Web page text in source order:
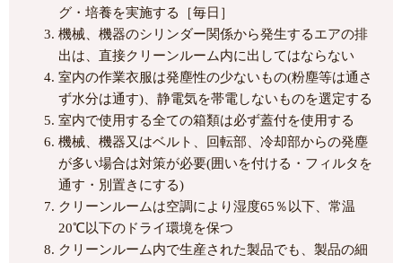
グ・培養を実施する［毎日］
機械、機器のシリンダー関係から発生するエアの排
出は、直接クリーンルーム内に出してはならない
室内の作業衣服は発塵性の少ないもの(粉塵等は通さ
ず水分は通す)、静電気を帯電しないものを選定する
室内で使用する全ての箱類は必ず蓋付を使用する
機械、機器又はベルト、回転部、冷却部からの発塵
が多い場合は対策が必要(囲いを付ける・フィルタを
通す・別置きにする)
クリーンルームは空調により湿度65％以下、常温
20℃以下のドライ環境を保つ
クリーンルーム内で生産された製品でも、製品の細